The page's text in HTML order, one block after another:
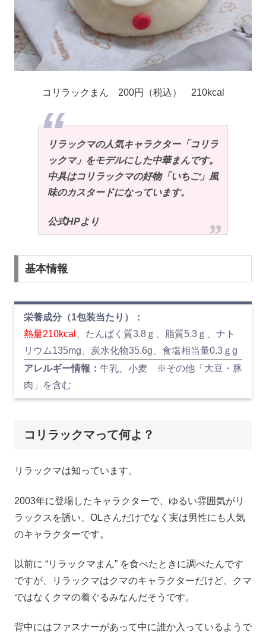
コリラックまん 200円（税込） 210kcal
リラックマの人気キャラクター「コリラ
ックマ」をモデルにした中華まんです。
中具はコリラックマの好物「いちご」風
味のカスタードになっています。
公式HPより
基本情報
栄養成分（1包装当たり）：
熱量210kcal
、たんぱく質3.8ｇ、脂質5.3ｇ、ナト
リウム135mg、炭水化物35.6g、食塩相当量0.3ｇg
アレルギー情報： 牛乳、小麦 ※その他「大豆・豚
肉」を含む
コリラックマって何よ？
リラックマは知っています。
2003年に登場したキャラクターで、ゆるい雰囲気がリ
ラックスを誘い、OLさんだけでなく実は男性にも人気
のキャラクターです。
以前に “リラックマまん” を食べたときに調べたんです
ですが、リラックマはクマのキャラクターだけど、クマ
ではなくクマの着ぐるみなんだそうです。
背中にはファスナーがあって中に誰か入っているようで